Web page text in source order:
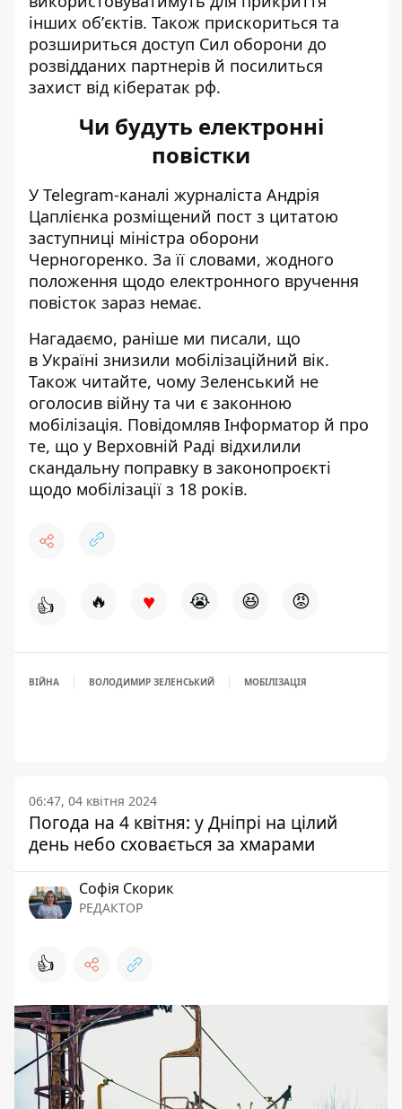
інших обʼєктів. Також прискориться та
розшириться доступ Сил оборони до
розвідданих партнерів й посилиться
захист від кібератак рф.
Чи будуть електронні
повістки
У Telegram-каналі журналіста Андрія
Цаплієнка розміщений пост з цитатою
заступниці міністра оборони
Черногоренко. За її словами, жодного
положення щодо електронного вручення
повісток зараз немає.
Нагадаємо, раніше ми писали, що
в Україні знизили мобілізаційний вік.
Також читайте, чому Зеленський не
оголосив війну та чи є законною
мобілізація. Повідомляв Інформатор й про
те, що у Верховній Раді відхилили
скандальну поправку в законопроєкті
щодо мобілізації з 18 років.
👍 🔥 ♥ 😭 😆 😡
ВІЙНА ВОЛОДИМИР ЗЕЛЕНСЬКИЙ МОБІЛІЗАЦІЯ
06:47, 04 квітня 2024
Погода на 4 квітня: у Дніпрі на цілий
день небо сховається за хмарами
Софія Скорик
РЕДАКТОР
👍